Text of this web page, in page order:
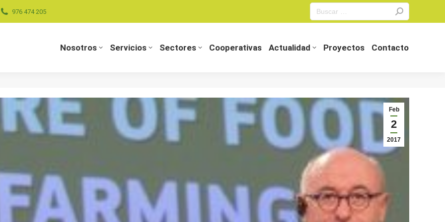
976 474 205
Search:
Nosotros Servicios Sectores Cooperativas Actualidad Proyectos Contacto
Feb
2
2017
Actualidad Proyectos Contacto